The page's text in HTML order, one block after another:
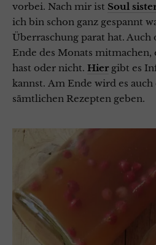
vorbei. Nach mir ist Soul
ich bin schon ganz gespannt
Überraschung parat hat. Auch
Ende des Monats
hast oder nicht. Hiergibt es
kannst. Am Ende wird es
sämtlichen Rezepten geben.